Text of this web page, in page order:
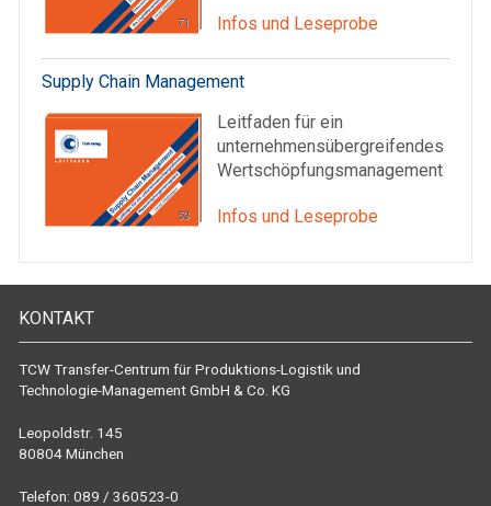
Infos und Leseprobe
Supply Chain Management
Leitfaden für ein
unternehmensübergreifendes
Wertschöpfungsmanagement
Infos und Leseprobe
KONTAKT
TCW Transfer-Centrum für Produktions-Logistik und
Technologie-Management GmbH & Co. KG
Leopoldstr. 145
80804 München
Telefon: 089 / 360523-0